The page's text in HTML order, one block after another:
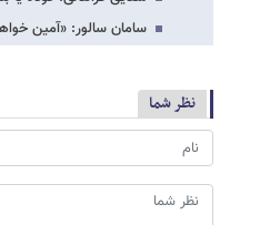
سامان سالور: «آمین خواهیم گفت»
نظر شما